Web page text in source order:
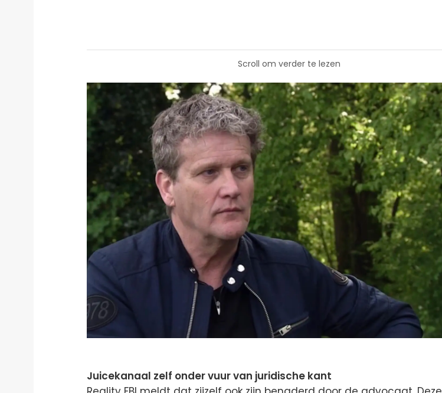
Scroll om verder te lezen
Juicekanaal zelf onder vuur van juridische kant